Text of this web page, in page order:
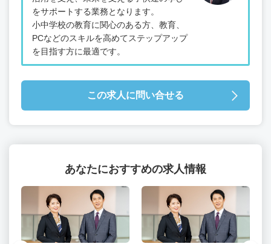
をサポートする業務となります。
小中学校の教育に関心のある方、教育、
PCなどのスキルを高めてステップアップ
を目指す方に最適です。
この求人に問い合せる
あなたにおすすめの求人情報